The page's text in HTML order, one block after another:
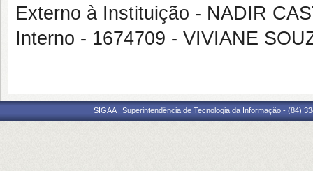
Externo à Instituição - NADIR
Interno - 1674709 - VIVIANE
SIGAA | Superintendência de Tecnologia da Informação - (84)